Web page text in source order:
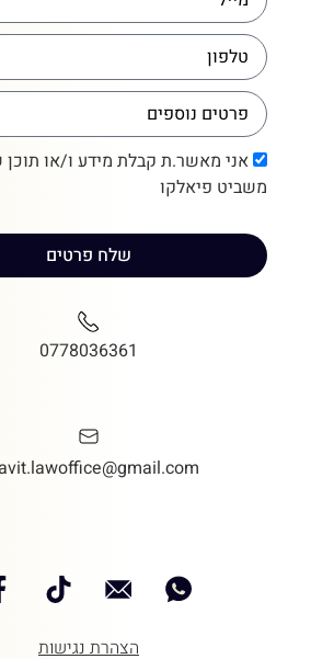
אני מאשר.ת קבלת מידע ו/או תוכן
משביט פיאלקו
שלח פרטים
0778036361
הצהרת נגישות